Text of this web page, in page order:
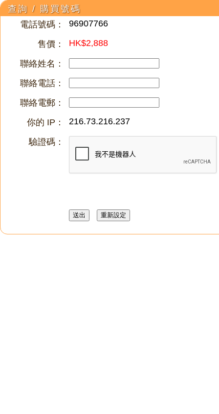
查詢 / 購買號碼
電話號碼：
96907766
售價： HK$2,888
聯絡姓名：
聯絡電話：
聯絡電郵：
你的 IP：
216.73.216.237
驗證碼：